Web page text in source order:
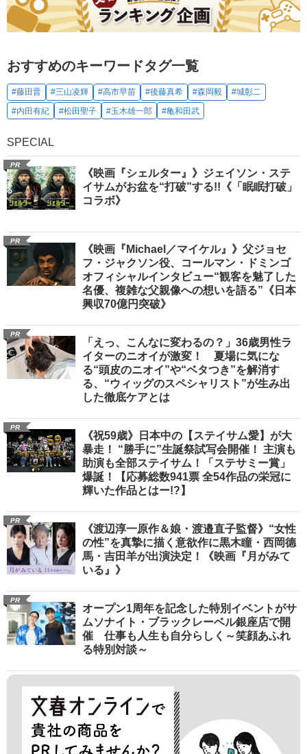
おすすめのキーワードタグ一覧
#藤田晋 #三山凌輝 #高市早苗 #後藤真希 #森岡毅
#城彰二
#内田有紀
#松田聖子 #玉木雄一郎 #亀和田武
SPECIAL
PR
《映画『シェルター』》ジェイソン・ステ
イサムがお盆を“打破”する!!《「眠眠打破」
コラボ》
PR
《映画『Michael／マイケル』》父ジョセ
フ・ジャクソン役、コールマン・ドミンゴ
オフィシャルインタビュー“観客を魅了した
名優、複雑な父親像への想いを語る”《日本
興収70億円突破》
PR
「えっ、こんなに変わるの？」36歳男性ラ
イターのニオイが激変！ 夏場に気にな
る“頭皮のニオイ”や“ベタつき”を解消す
る、“ウィッグのスペシャリスト”が生み出
した徹底ケアとは
PR
《祝59歳》日本中の【ステイサム愛】が大
暴走！ “勝手に”生誕祭試写会開催！ 主演も
助演も全部ステイサム！「ステサミー賞」
爆誕！【応募総数941票 全54作品の栄冠に
輝いた作品とはー!?】
PR
《渡辺淳一原作＆娘・渡邉直子監督》“女性
の性”を真摯に描く意欲作に黒木瞳・西岡德
馬・吉田羊が出演決定！《映画『月がみて
いる』》
PR
オープン1周年を記念した特別イベントがサ
ムソナイト・ブラックレーベル銀座店で開
催 仕事も人生も自分らしく～笑顔あふれ
る特別対談～